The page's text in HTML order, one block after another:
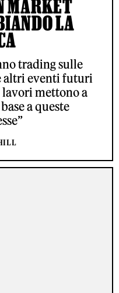
MARKET
LA
trading sulle
altri eventi futuri
mettono a
a queste